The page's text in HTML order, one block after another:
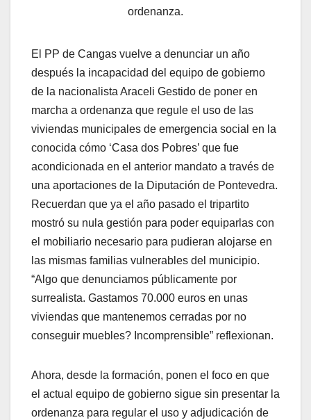
ordenanza.
El PP de Cangas vuelve a denunciar un año
después la incapacidad del equipo de gobierno
de la nacionalista Araceli Gestido de poner en
marcha a ordenanza que regule el uso de las
viviendas municipales de emergencia social en la
conocida cómo ‘Casa dos Pobres’ que fue
acondicionada en el anterior mandato a través de
una aportaciones de la Diputación de Pontevedra.
Recuerdan que ya el año pasado el tripartito
mostró su nula gestión para poder equiparlas con
el mobiliario necesario para pudieran alojarse en
las mismas familias vulnerables del municipio.
“Algo que denunciamos públicamente por
surrealista. Gastamos 70.000 euros en unas
viviendas que mantenemos cerradas por no
conseguir muebles? Incomprensible” reflexionan.
Ahora, desde la formación, ponen el foco en que
el actual equipo de gobierno sigue sin presentar la
ordenanza para regular el uso y adjudicación de